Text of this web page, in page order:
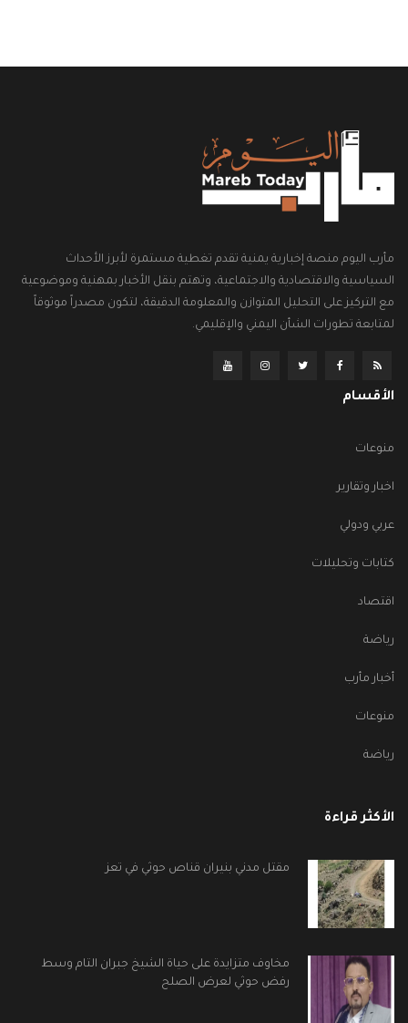
مأرب اليوم منصة إخبارية يمنية تقدم تغطية مستمرة لأبرز الأحداث
السياسية والاقتصادية والاجتماعية، وتهتم بنقل الأخبار بمهنية وموضوعية
مع التركيز على التحليل المتوازن والمعلومة الدقيقة، لتكون مصدراً موثوقاً
لمتابعة تطورات الشأن اليمني والإقليمي.
الأقسام
منوعات
اخبار وتقارير
عربي ودولي
كتابات وتحليلات
اقتصاد
رياضة
أخبار مأرب
منوعات
رياضة
الأكثر قراءة
مقتل مدني بنيران قناص حوثي في تعز
مخاوف متزايدة على حياة الشيخ جبران التام وسط
رفض حوثي لعرض الصلح